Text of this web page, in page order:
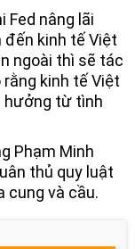
Fed nâng lãi
kinh tế Việt
ngoài thì sẽ tác
kinh tế Việt
hưởng từ tình
Phạm Minh
thủ quy luật
cung và cầu.